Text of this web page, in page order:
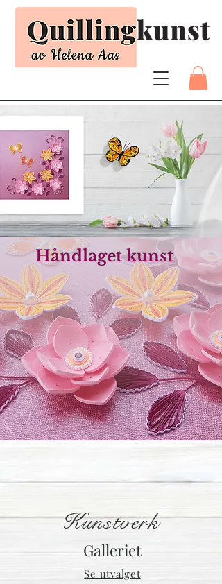
Håndlaget kunst
Kunstverk
Galleriet
Se utvalget